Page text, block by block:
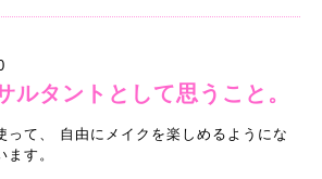
ルタントとして思うこと。
って、 自由にメイクを楽しめるようにな
す。